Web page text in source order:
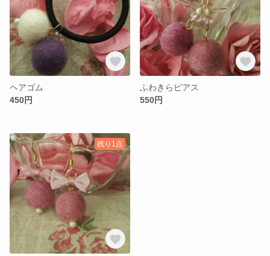
ヘアゴム
450円
ふわきらピアス
550円
残り1点